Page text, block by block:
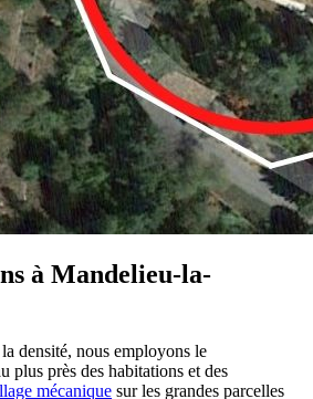
à Mandelieu-la-
densité, nous employons le
plus près des habitations et des
mécanique sur les grandes parcelles